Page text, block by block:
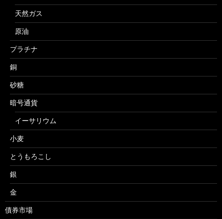
天然ガス
原油
プラチナ
銅
砂糖
暗号通貨
イーサリウム
小麦
とうもろこし
銀
金
債券市場